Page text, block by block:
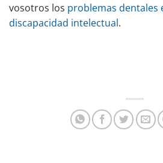
vosotros los problemas dentales
discapacidad intelectual.